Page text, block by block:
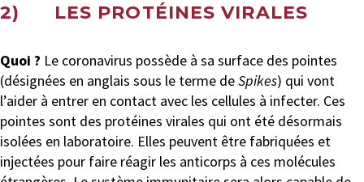
2) LES PROTÉINES VIRALES
Quoi ? Le coronavirus possède à sa surface des pointes
(désignées en anglais sous le terme deSpikes) qui vont
l’aider à entrer en contact avec les cellules à infecter. Ces
pointes sont des protéines virales qui ont été désormais
isolées en laboratoire. Elles peuvent être fabriquées et
injectées pour faire réagir les anticorps à ces molécules